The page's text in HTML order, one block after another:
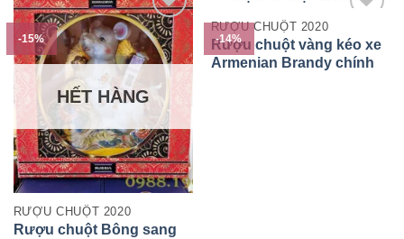
-15%
HẾT HÀNG
RƯỢU CHUỘT 2020
Rượu chuột Bông sang
-14%
RƯỢU CHUỘT 2020
Rượu chuột vàng kéo xe
Armenian Brandy chính